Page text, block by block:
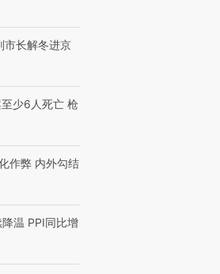
市长解冬进京
少6人死亡 枪
作弊 内外勾结
温 PPI同比增